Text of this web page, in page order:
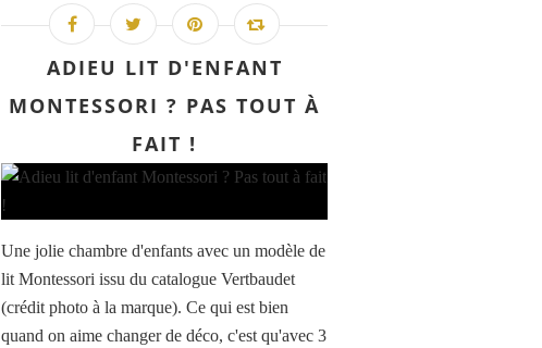
ADIEU LIT D'ENFANT
MONTESSORI ? PAS TOUT À
FAIT !
Une jolie chambre d'enfants avec un modèle de
lit Montessori issu du catalogue Vertbaudet
(crédit photo à la marque). Ce qui est bien
quand on aime changer de déco, c'est qu'avec 3